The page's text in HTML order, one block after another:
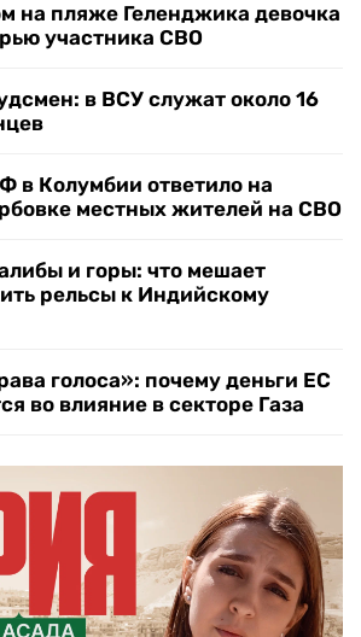
на пляже Геленджика девочка
участника СВО
в ВСУ служат около 16
в Колумбии ответило на
местных жителей на СВО
и горы: что мешает
рельсы к Индийскому
голоса»: почему деньги ЕС
во влияние в секторе Газа